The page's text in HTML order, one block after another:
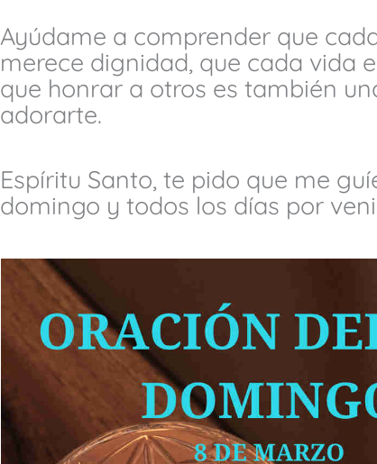
Ayúdame a comprender que
merece dignidad, que cada vida
que honrar a otros es también
adorarte.
Espíritu Santo, te pido que me
domingo y todos los días por